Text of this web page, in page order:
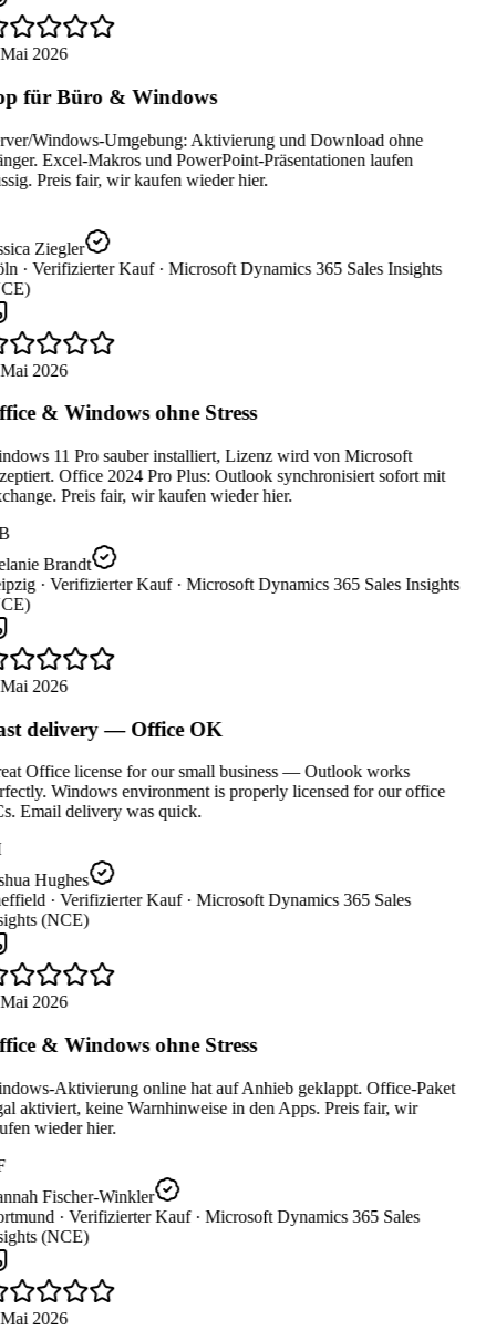
2026
für Büro & Windows
Windows-Umgebung: Aktivierung und Download ohne
Excel-Makros und PowerPoint-Präsentationen laufen
Preis fair, wir kaufen wieder hier.
Ziegler
· Verifizierter Kauf · Microsoft Dynamics 365 Sales Insights
2026
& Windows ohne Stress
11 Pro sauber installiert, Lizenz wird von Microsoft
Office 2024 Pro Plus: Outlook synchronisiert sofort mit
Preis fair, wir kaufen wieder hier.
Brandt
· Verifizierter Kauf · Microsoft Dynamics 365 Sales Insights
2026
delivery — Office OK
Office license for our small business — Outlook works
Windows environment is properly licensed for our office
Email delivery was quick.
Hughes
· Verifizierter Kauf · Microsoft Dynamics 365 Sales
(NCE)
2026
& Windows ohne Stress
Aktivierung online hat auf Anhieb geklappt. Office-Paket
aktiviert, keine Warnhinweise in den Apps. Preis fair, wir
wieder hier.
Fischer-Winkler
· Verifizierter Kauf · Microsoft Dynamics 365 Sales
(NCE)
2026